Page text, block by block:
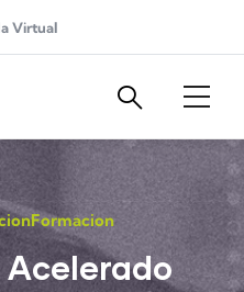
Virtual
Formacion